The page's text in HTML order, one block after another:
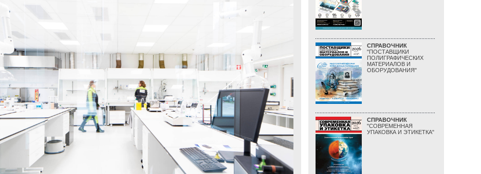
СПРАВОЧНИК
"ПОСТАВЩИКИ
ПОЛИГРАФИЧЕСКИХ
МАТЕРИАЛОВ И
ОБОРУДОВАНИЯ"
СПРАВОЧНИК
"СОВРЕМЕННАЯ
УПАКОВКА И ЭТИКЕТКА"